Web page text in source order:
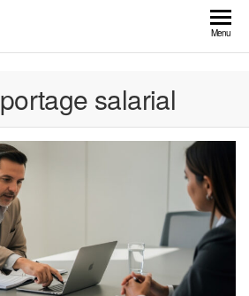
Menu
portage salarial